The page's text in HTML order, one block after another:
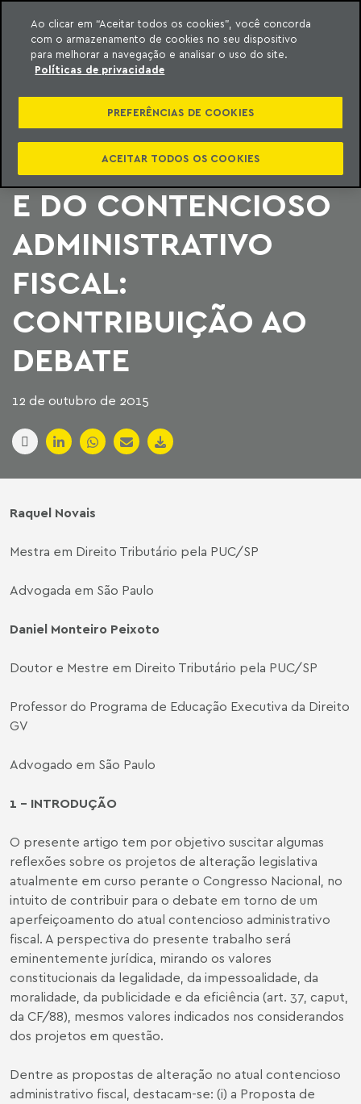
o conteúdo
Machado Meyer
PROPOSTAS
LEGISLATIVAS DE
ALTERAÇÃO DO CARF
E DO CONTENCIOSO
ADMINISTRATIVO
FISCAL:
CONTRIBUIÇÃO AO
DEBATE
12 de outubro de 2015
Raquel Novais
Mestra em Direito Tributário pela PUC/SP
Advogada em São Paulo
Daniel Monteiro Peixoto
Doutor e Mestre em Direito Tributário pela PUC/SP
Professor do Programa de Educação Executiva da Direito
GV
Advogado em São Paulo
1 - INTRODUÇÃO
O presente artigo tem por objetivo suscitar algumas
reflexões sobre os projetos de alteração legislativa
atualmente em curso perante o Congresso Nacional, no
intuito de contribuir para o debate em torno de um
aperfeiçoamento do atual contencioso administrativo
fiscal. A perspectiva do presente trabalho será
eminentemente jurídica, mirando os valores
constitucionais da legalidade, da impessoalidade, da
moralidade, da publicidade e da eficiência (art. 37, caput,
da CF/88), mesmos valores indicados nos considerandos
dos projetos em questão.
Dentre as propostas de alteração no atual contencioso
administrativo fiscal, destacam-se: (i) a Proposta de
Ao clicar em “Aceitar todos os cookies”, você concorda
com o armazenamento de cookies no seu dispositivo
para melhorar a navegação e analisar o uso do site.
Políticas de privacidade
PREFERÊNCIAS DE COOKIES
ACEITAR TODOS OS COOKIES